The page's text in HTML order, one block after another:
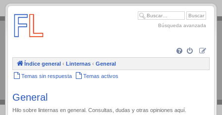
.
Búsqueda avanzada
Índice general ‹ Linternas ‹ General
Temas sin respuesta Temas activos
General
Hilo sobre linternas en general. Consultas, dudas y otras opiniones aquí.